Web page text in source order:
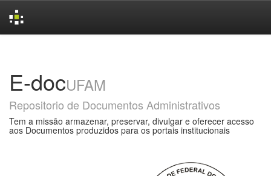
E-docUFAM
Repositorio de Documentos Administrativos
Tem a missão armazenar, preservar, divulgar e oferecer acesso
aos Documentos produzidos para os portais institucionais